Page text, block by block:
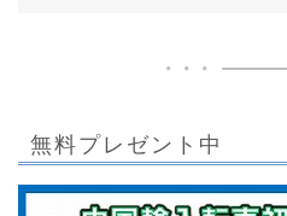
無料プレゼント中